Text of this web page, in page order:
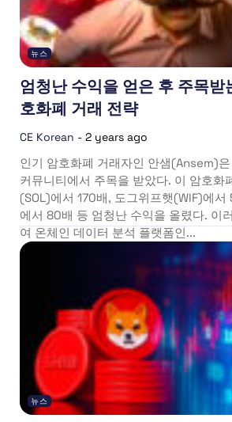
뉴스
엄청난 수익을 얻은 후 주목
호화폐 거래 전략
CE Korean - 2 years ago
인기 암호화폐 거래자인 안샘(Ansem)
커뮤니티에서 주목을 받았다. 이 암호화
(SOL)에서 170배, 도그위프햇(WIF)에
에서 80배 등 엄청난 수익을 올렸다. 이
여 온체인 데이터 분석 플랫폼인...
뉴스